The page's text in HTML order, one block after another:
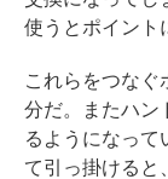
使うとポイント
これらをつなぐ
分だ。またハン
るようになって
て引っ掛けると